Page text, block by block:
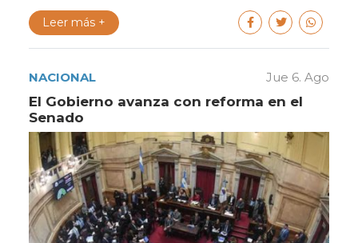
Leer más +
NACIONAL Jue 6. Ago
El Gobierno avanza con reforma en el
Senado